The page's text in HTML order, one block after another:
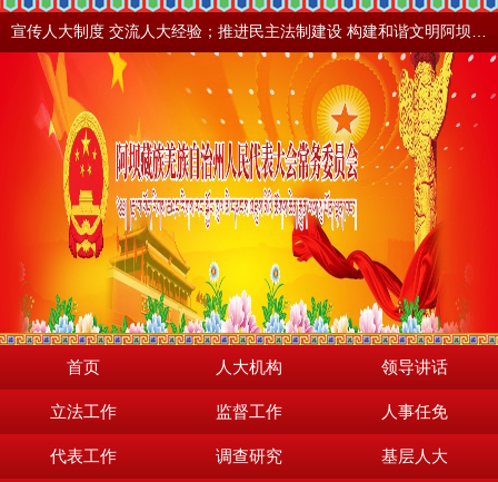
首页 人大机构 领导讲话
立法工作 监督工作 人事任免
代表工作 调查研究 基层人大